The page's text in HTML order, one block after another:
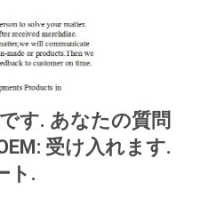
す. あなたの質問
受け入れます.
ト.